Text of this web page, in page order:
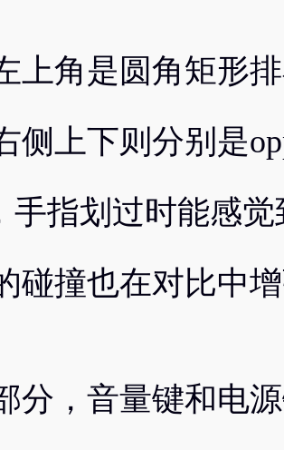
上角是圆角矩形
侧上下则分别是
手指划过时能感
碰撞也在对比中
分，音量键和电